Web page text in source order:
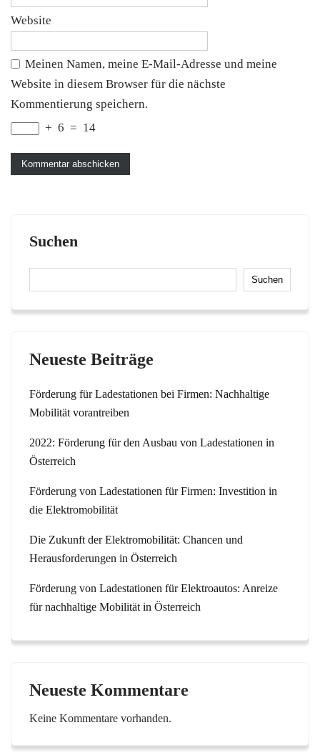
Website
Meinen Namen, meine E-Mail-Adresse und meine
Website in diesem Browser für die nächste
Kommentierung speichern.
+ 6 = 14
Suchen
Suchen
Neueste Beiträge
Förderung für Ladestationen bei Firmen: Nachhaltige
Mobilität vorantreiben
2022: Förderung für den Ausbau von Ladestationen in
Österreich
Förderung von Ladestationen für Firmen: Investition in
die Elektromobilität
Die Zukunft der Elektromobilität: Chancen und
Herausforderungen in Österreich
Förderung von Ladestationen für Elektroautos: Anreize
für nachhaltige Mobilität in Österreich
Neueste Kommentare
Keine Kommentare vorhanden.